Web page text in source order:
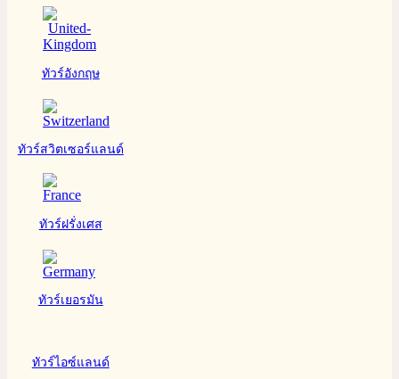
ทัวร์อังกฤษ
ทัวร์สวิตเซอร์แลนด์
ทัวร์ฝรั่งเศส
ทัวร์เยอรมัน
ทัวร์ไอซ์แลนด์